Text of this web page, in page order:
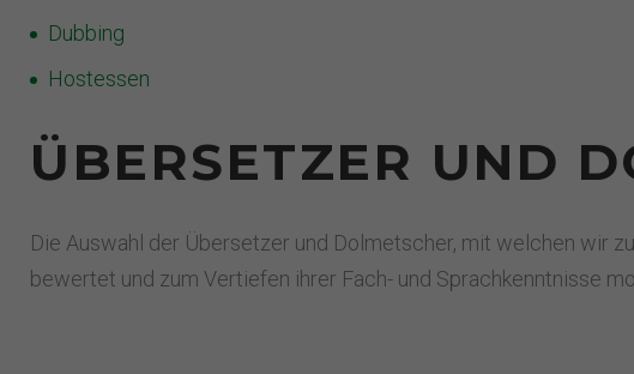
Dubbing
Hostessen
ÜBERSETZER UND
Die Auswahl der Übersetzer und Dolmetscher, mit welchen wir
bewertet und zum Vertiefen ihrer Fach- und Sprachkenntnisse